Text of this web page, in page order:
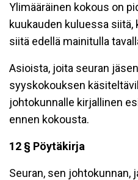
Ylimääräinen kokous on
kuukauden kuluessa
siitä edellä mainitulla
Asioista, joita seuran
syyskokouksen
johtokunnalle kirjallinen
ennen kokousta.
12 § Pöytäkirja
Seuran, sen johtokunnan,